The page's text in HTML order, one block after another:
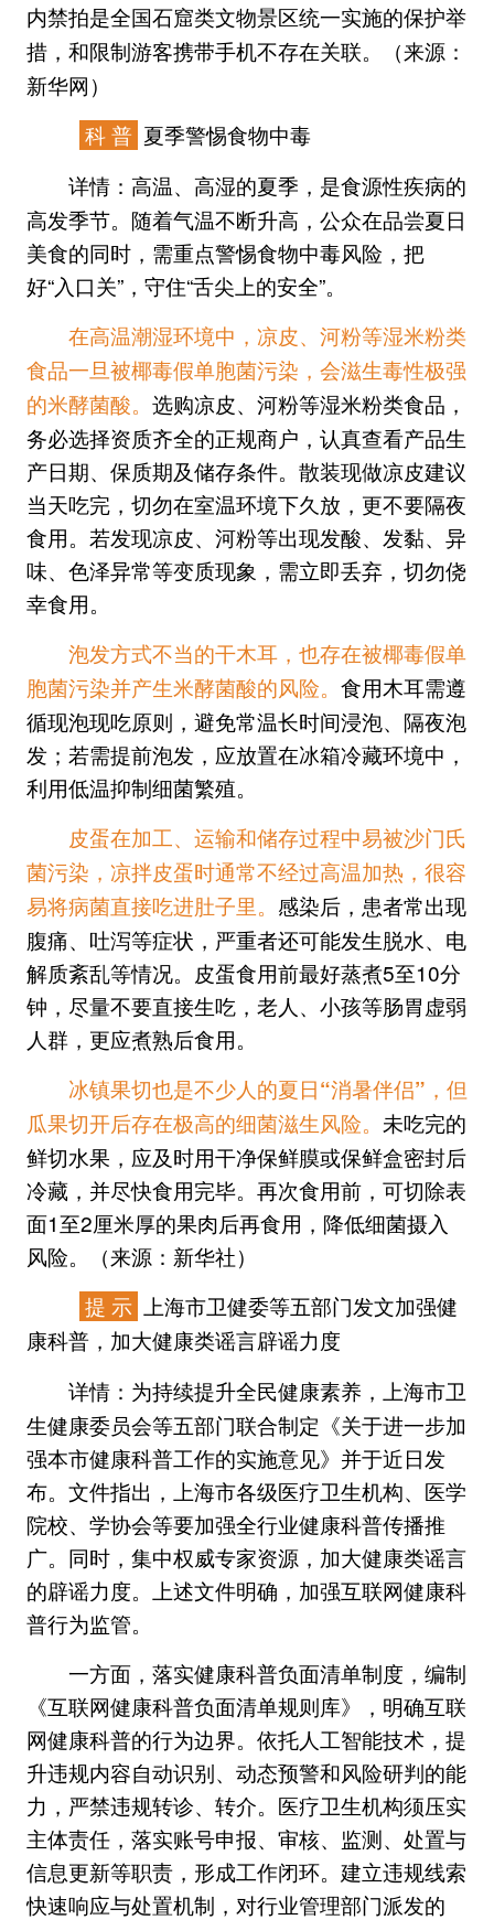
内禁拍是全国石窟类文物景区统一实施的保护举
措，和限制游客携带手机不存在关联。（来源：
新华网）
科 普 夏季警惕食物中毒
详情： 高温、高湿的夏季，是食源性疾病的
高发季节。随着气温不断升高，公众在品尝夏日
美食的同时，需重点警惕食物中毒风险，把
好“入口关”，守住“舌尖上的安全”。
在高温潮湿环境中，凉皮、河粉等湿米粉类
食品一旦被椰毒假单胞菌污染，会滋生毒性极强
的米酵菌酸。 选购凉皮、河粉等湿米粉类食品，
务必选择资质齐全的正规商户，认真查看产品生
产日期、保质期及储存条件。散装现做凉皮建议
当天吃完，切勿在室温环境下久放，更不要隔夜
食用。若发现凉皮、河粉等出现发酸、发黏、异
味、色泽异常等变质现象，需立即丢弃，切勿侥
幸食用。
泡发方式不当的干木耳，也存在被椰毒假单
胞菌污染并产生米酵菌酸的风险。 食用木耳需遵
循现泡现吃原则，避免常温长时间浸泡、隔夜泡
发；若需提前泡发，应放置在冰箱冷藏环境中，
利用低温抑制细菌繁殖。
皮蛋在加工、运输和储存过程中易被沙门氏
菌污染，凉拌皮蛋时通常不经过高温加热，很容
易将病菌直接吃进肚子里。 感染后，患者常出现
腹痛、吐泻等症状，严重者还可能发生脱水、电
解质紊乱等情况。皮蛋食用前最好蒸煮5至10分
钟，尽量不要直接生吃，老人、小孩等肠胃虚弱
人群，更应煮熟后食用。
冰镇果切也是不少人的夏日“消暑伴侣”，但
瓜果切开后存在极高的细菌滋生风险。 未吃完的
鲜切水果，应及时用干净保鲜膜或保鲜盒密封后
冷藏，并尽快食用完毕。再次食用前，可切除表
面1至2厘米厚的果肉后再食用，降低细菌摄入
风险。（来源：新华社）
提 示 上海市卫健委等五部门发文加强健
康科普，加大健康类谣言辟谣力度
详情： 为持续提升全民健康素养，上海市卫
生健康委员会等五部门联合制定《关于进一步加
强本市健康科普工作的实施意见》并于近日发
布。文件指出，上海市各级医疗卫生机构、医学
院校、学协会等要加强全行业健康科普传播推
广。同时，集中权威专家资源，加大健康类谣言
的辟谣力度。上述文件明确，加强互联网健康科
普行为监管。
一方面，落实健康科普负面清单制度，编制
《互联网健康科普负面清单规则库》，明确互联
网健康科普的行为边界。依托人工智能技术，提
升违规内容自动识别、动态预警和风险研判的能
力，严禁违规转诊、转介。医疗卫生机构须压实
主体责任，落实账号申报、审核、监测、处置与
信息更新等职责，形成工作闭环。建立违规线索
快速响应与处置机制，对行业管理部门派发的